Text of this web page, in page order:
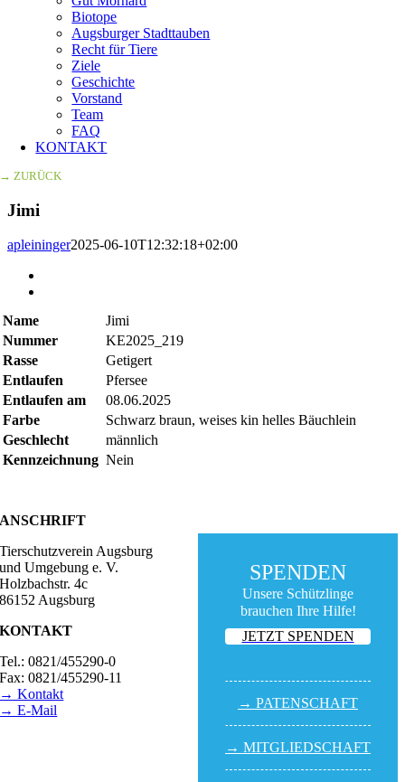
Biotope
Augsburger Stadttauben
Recht für Tiere
Ziele
Geschichte
Vorstand
Team
FAQ
KONTAKT
→ ZURÜCK
Jimi
apleininger2025-06-10T12:32:18+02:00
Name
Jimi
Nummer
KE2025_219
Rasse
Getigert
Entlaufen
Pfersee
Entlaufen am
08.06.2025
Farbe
Schwarz braun, weises kin helles Bäuchlein
Geschlecht
männlich
Kennzeichnung Nein
SPENDEN
Unsere Schützlinge
brauchen Ihre Hilfe!
JETZT SPENDEN
→ PATEN­SCHAFT
→ MITGLIED­SCHAFT
ANSCHRIFT
Tierschutzverein Augsburg
und Umgebung e. V.
Holzbachstr. 4c
86152 Augsburg
KONTAKT
Tel.: 0821/455290-0
Fax: 0821/455290-11
→ Kontakt
→ E-Mail